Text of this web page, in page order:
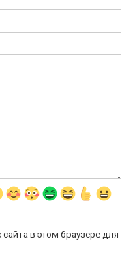
в этом браузере для